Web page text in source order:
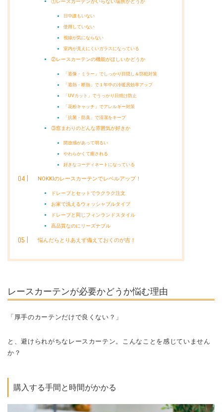
①レースカーテンがいらない場所かどうか
日中誰もいない
使用していない
視線が気にならない
室内が見えにくいガラスになっている
②レースカーテンの機能がほしいかどうか
「遮像・ミラー」でしっかり目隠し＆防犯対策
「遮熱・断熱」で１年中の冷暖房効率アップ
「UVカット」でうっかり日焼け防止
「花粉キャッチ」でアレルギー対策
「抗菌・防臭」で清潔をキープ
③窓まわりのどんな雰囲気が好きか
開放感があって明るい
やわらかくて癒される
好きなコーディネートになっている
NOKKIのレースカーテンでレベルアップ！
ドレープとセットでラクラク注文
お家で洗えるウォッシャブルタイプ
ドレープと同じフィンランドスタイル
高品質なのにリーズナブル
悩んだらとりあえず備えておくのが吉！
レースカーテンが必要かどうか悩む理由
「厚手のカーテンだけで良くない？」
と、避けられがちなレースカーテン。こんなことを感じていません
か？
購入する手間と時間がかかる